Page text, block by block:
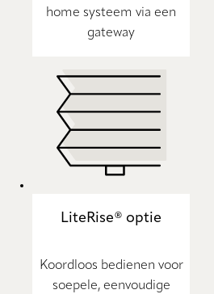
home systeem via een
gateway
LiteRise® optie
Koordloos bedienen voor
soepele, eenvoudige